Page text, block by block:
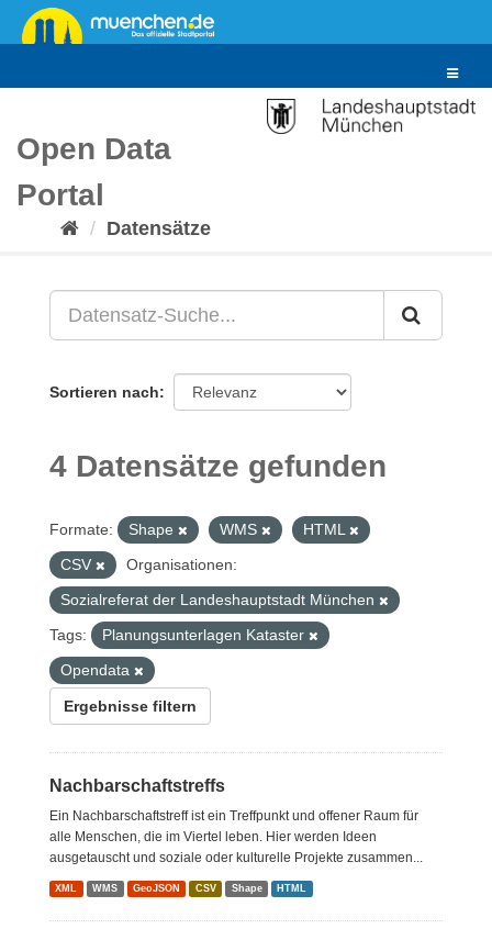
Überspringen
zum
Toggle
Open Data
Portal
Datensätze
Sortieren nach
4 Datensätze gefunden
Formate: Shape WMS
HTML
CSV
Organisationen:
Sozialreferat der Landeshauptstadt München
Tags:
Planungsunterlagen Kataster
Opendata
Ergebnisse filtern
Nachbarschaftstreffs
Ein Nachbarschaftstreff ist ein Treffpunkt und offener Raum für
alle Menschen, die im Viertel leben. Hier werden Ideen
ausgetauscht und soziale oder kulturelle Projekte zusammen...
XML WMS GeoJSON CSV Shape HTML